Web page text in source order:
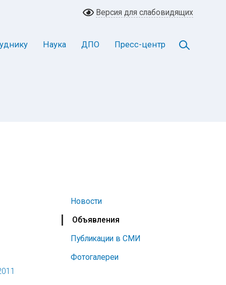
Версия для слабовидящих
Наука ДПО Пресс-центр
Новости
Объявления
Публикации в СМИ
Фотогалереи